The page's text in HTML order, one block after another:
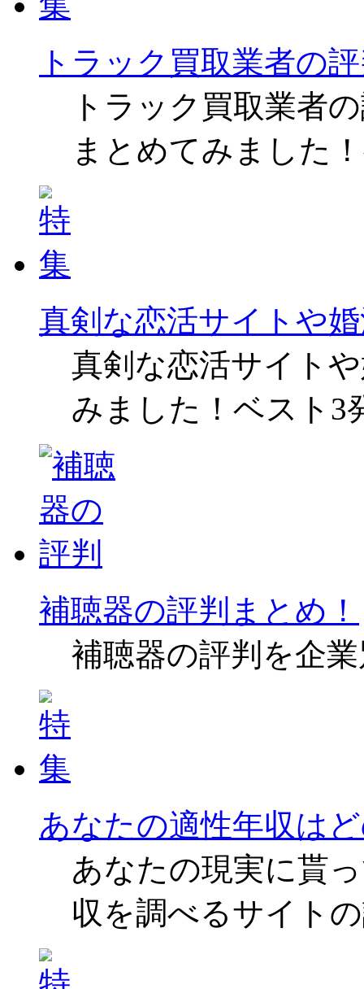
トラック買取業者の
トラック買取業者
まとめてみました
真剣な恋活サイトや
真剣な恋活サイト
みました！ベスト3
補聴器の評判まとめ！
補聴器の評判を企
あなたの適性年収は
あなたの現実に貰
収を調べるサイト